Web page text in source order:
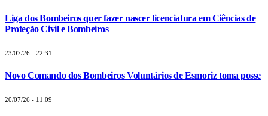
Liga dos Bombeiros quer fazer nascer licenciatura em Ciências de
Proteção Civil e Bombeiros
23/07/26 - 22:31
Novo Comando dos Bombeiros Voluntários de Esmoriz toma posse
20/07/26 - 11:09